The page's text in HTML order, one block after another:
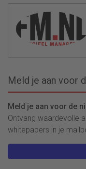
Meld je aan voor
Meld je aan voor de
Ontvang waardevolle
whitepapers in je